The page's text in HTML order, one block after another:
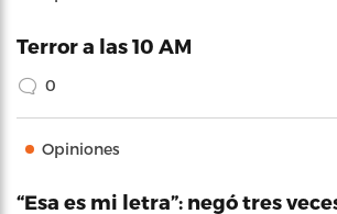
Terror a las 10 AM
0
Opiniones
“Esa es mi letra”: negó tres